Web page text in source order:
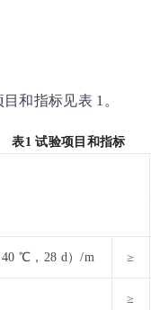
和指标见表 1。
表1 试验项目和指标
℃，28 d）/m ≥
≥